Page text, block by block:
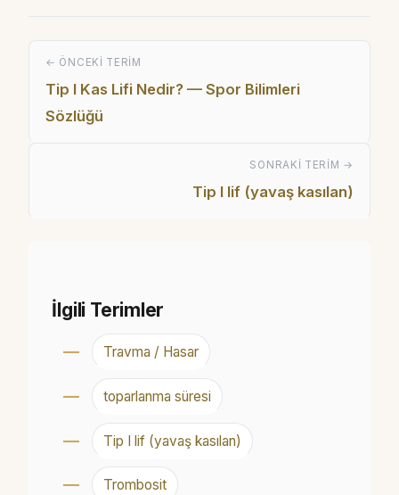
← ÖNCEKI TERIM
Tip I Kas Lifi Nedir? — Spor Bilimleri
Sözlüğü
SONRAKI TERIM →
Tip I lif (yavaş kasılan)
İlgili Terimler
Travma / Hasar
toparlanma süresi
Tip I lif (yavaş kasılan)
Trombosit